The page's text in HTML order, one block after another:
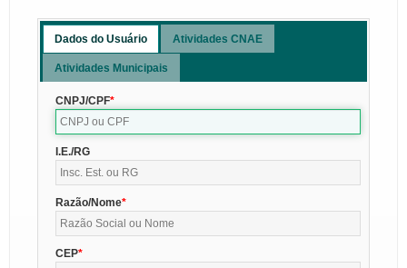
Dados do Usuário Atividades CNAE
Atividades Municipais
CNPJ/CPF
I.E./RG
Razão/Nome
CEP